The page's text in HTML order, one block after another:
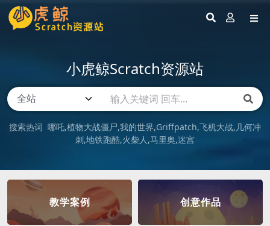
小虎鲸Scratch资源站
搜索热词 哪吒 植物大战僵尸 我的世界 Griffpatch 飞机大战 几何冲
刺 地铁跑酷 火柴人 马里奥 迷宫
教学案例 创意作品